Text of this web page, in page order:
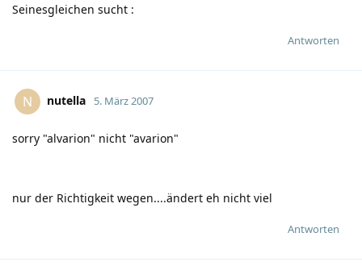
Seinesgleichen sucht :
Antworten
N nutella 5. März 2007
sorry "alvarion" nicht "avarion"
nur der Richtigkeit wegen....ändert eh nicht viel
Antworten